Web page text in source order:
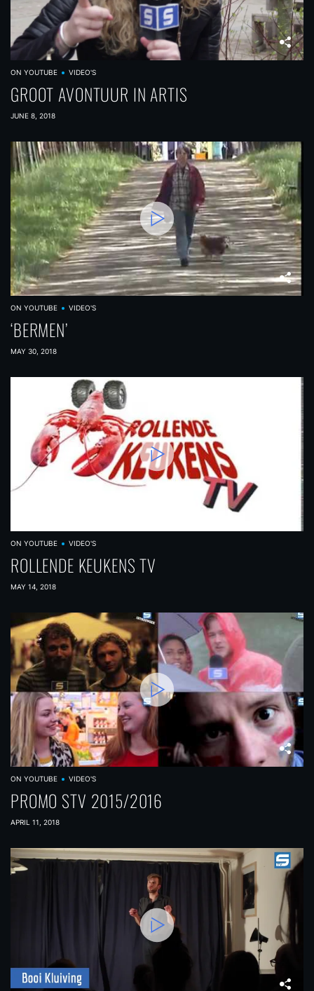
ON YOUTUBE VIDEO'S
GROOT AVONTUUR IN ARTIS
JUNE 8, 2018
ON YOUTUBE VIDEO'S
‘BERMEN’
MAY 30, 2018
ON YOUTUBE VIDEO'S
ROLLENDE KEUKENS TV
MAY 14, 2018
ON YOUTUBE VIDEO'S
PROMO STV 2015/2016
APRIL 11, 2018